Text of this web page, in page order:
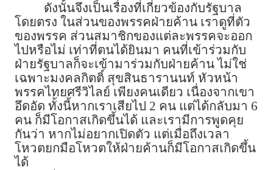
ดังนั้นจึงเป็นเรื่องที่เกี่ยวข้องกับรัฐบาล
โดยตรง ในส่วนของพรรคฝ่ายค้าน เราดูที่ตัว
ของพรรค ส่วนสมาชิกของแต่ละพรรคจะออก
ไปหรือไม่ เท่าที่ตนได้ยินมา คนที่เข้าร่วมกับ
ฝ่ายรัฐบาลก็จะเข้ามาร่วมกับฝ่ายค้าน ไม่ใช่
เฉพาะมงคลกิตติ์ สุขสินธารานนท์ หัวหน้า
พรรคไทยศรีวิไลย์ เพียงคนเดียว เนื่องจากเขา
อึดอัด ทั้งนี้หากเราเสียไป 2 คน แต่ได้กลับมา 6
คน ก็มีโอกาสเกิดขึ้นได้ และเรามีการพูดคุย
กันว่า หากไม่อยากเปิดตัว แต่เมื่อถึงเวลา
โหวตยกมือโหวตให้ฝ่ายค้านก็มีโอกาสเกิดขึ้น
ได้